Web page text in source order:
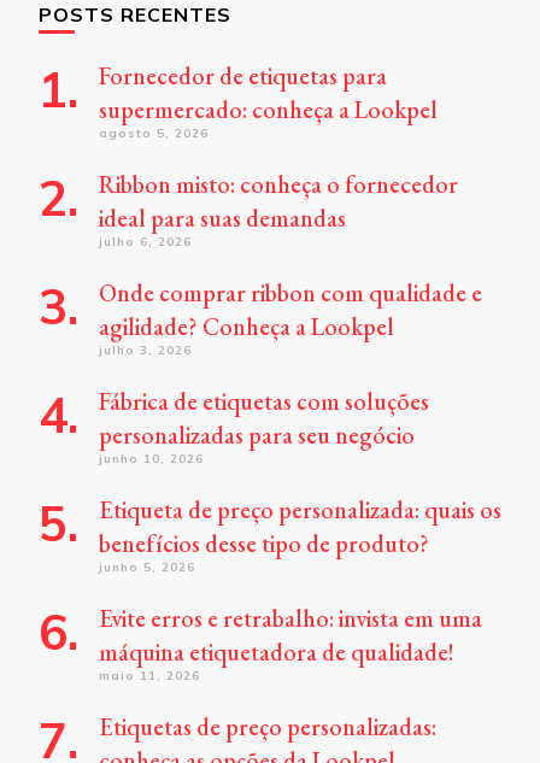
POSTS RECENTES
Fornecedor de etiquetas para
supermercado: conheça a Lookpel
agosto 5, 2026
Ribbon misto: conheça o fornecedor
ideal para suas demandas
julho 6, 2026
Onde comprar ribbon com qualidade e
agilidade? Conheça a Lookpel
julho 3, 2026
Fábrica de etiquetas com soluções
personalizadas para seu negócio
junho 10, 2026
Etiqueta de preço personalizada: quais os
benefícios desse tipo de produto?
junho 5, 2026
Evite erros e retrabalho: invista em uma
máquina etiquetadora de qualidade!
maio 11, 2026
Etiquetas de preço personalizadas: